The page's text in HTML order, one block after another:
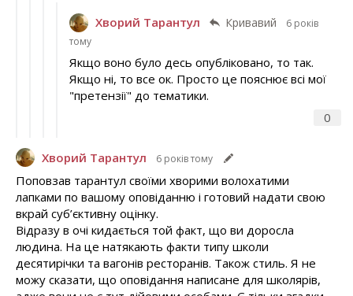
Хворий Тарантул Кривавий
6 років
тому
0
Якщо воно було десь опубліковано, то так.
Якщо ні, то все ок. Просто це пояснює всі мої
"претензії" до тематики.
Хворий Тарантул 6 років тому
Поповзав тарантул своїми хворими волохатими
лапками по вашому оповіданню і готовий надати свою
вкрай суб’єктивну оцінку.
Відразу в очі кидається той факт, що ви доросла
людина. На це натякають факти типу школи
десятирічки та вагонів ресторанів. Також стиль. Я не
можу сказати, що оповідання написане для школярів,